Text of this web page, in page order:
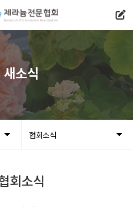
협회소식
새소식
회소식